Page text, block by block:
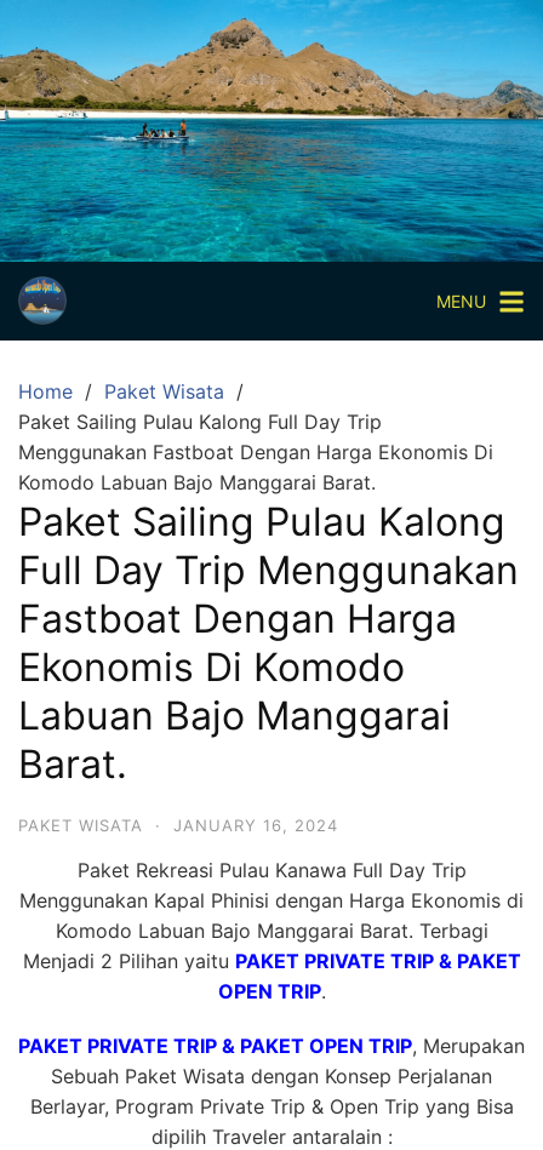
content
Paket
Wisata
Sharing
Trip
Komodo
Paket
Wisata
Open
Pulau
Komodo
Labuan
Bajo
3
Hari
2
Malam,
2
Hari
Malam
Penuh
MENU
Home
Paket Wisata
Paket Sailing Pulau Kalong Full Day Trip
Menggunakan Fastboat Dengan Harga Ekonomis Di
Komodo Labuan Bajo Manggarai Barat.
Paket Sailing Pulau Kalong
Full Day Trip Menggunakan
Fastboat Dengan Harga
Ekonomis Di Komodo
Labuan Bajo Manggarai
Barat.
PAKET WISATA · JANUARY 16, 2024
Paket Rekreasi Pulau Kanawa Full Day Trip
Menggunakan Kapal Phinisi dengan Harga Ekonomis di
Komodo Labuan Bajo Manggarai Barat. Terbagi
Menjadi 2 Pilihan yaitu PAKET PRIVATE TRIP & PAKET
OPEN TRIP.
PAKET PRIVATE TRIP & PAKET OPEN TRIP, Merupakan
Sebuah Paket Wisata dengan Konsep Perjalanan
Berlayar, Program Private Trip & Open Trip yang Bisa
dipilih Traveler antaralain :